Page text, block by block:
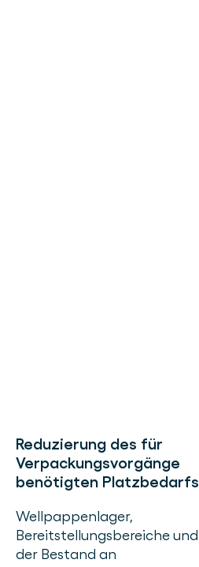
Reduzierung des für
Verpackungsvorgänge
benötigten Platzbedarfs
Wellpappenlager,
Bereitstellungsbereiche und
der Bestand an